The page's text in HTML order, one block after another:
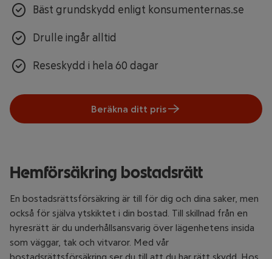
Bäst grundskydd enligt konsumenternas.se
Drulle ingår alltid
Reseskydd i hela 60 dagar
Beräkna ditt pris
Hemförsäkring bostadsrätt
En bostadsrättsförsäkring är till för dig och dina saker, men
också för själva ytskiktet i din bostad. Till skillnad från en
hyresrätt är du underhållsansvarig över lägenhetens insida
som väggar, tak och vitvaror. Med vår